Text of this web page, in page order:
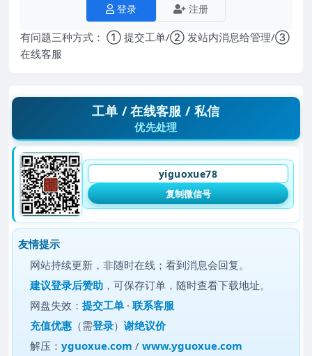
登录 注册
有问题三种方式： ① 提交工单/② 发站内消息给管理/③
在线客服
工单 / 在线客服 / 私信
优先处理
yiguoxue78
复制微信号
友情提示
网站持续更新，非随时在线；看到消息会回复。
建议登录后赞助 ，可保存订单，随时查看下载地址。
网盘失效：提交工单 ·联系客服
充值优惠 （需登录）谢绝议价
解压：yguoxue.com /www.yguoxue.com